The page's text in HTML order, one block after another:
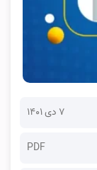
۷ دی ۱۴۰۱
PDF